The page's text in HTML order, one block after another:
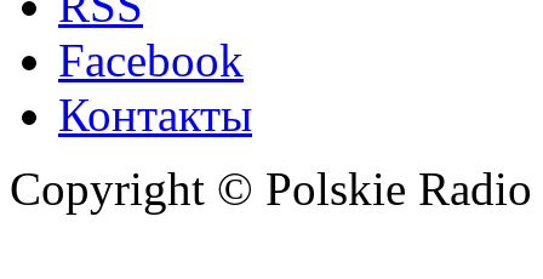
Facebook
Контакты
Copyright © Polskie